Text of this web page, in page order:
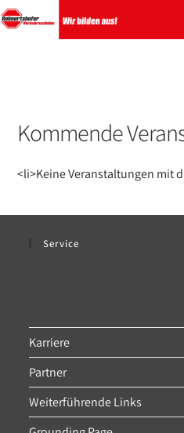
Zum
Inhalt
Kommende
<li>Keine Veranstaltungen mit
Service
Karriere
Partner
Weiterführende Links